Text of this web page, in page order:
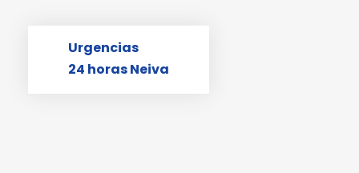
Urgencias
24 horas Neiva